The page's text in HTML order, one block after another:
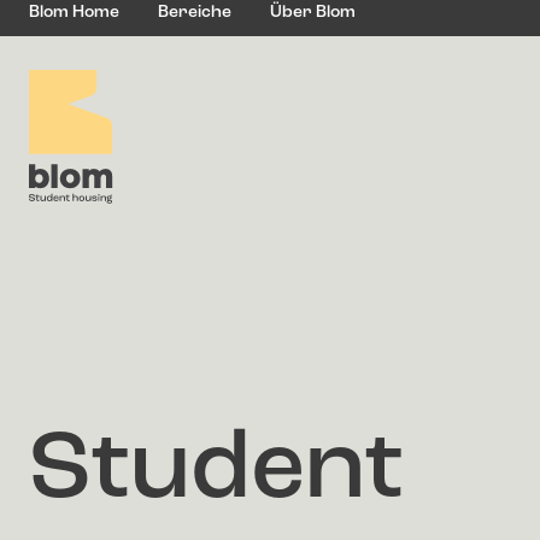
Blom Home Bereiche Über Blom
Student